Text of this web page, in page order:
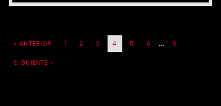
« ANTERIOR 1 2 3 4 5 6 … 9
SIGUIENTE »